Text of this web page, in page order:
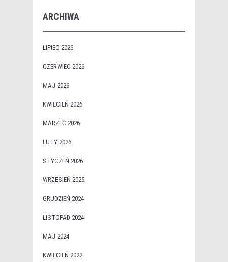
ARCHIWA
LIPIEC 2026
CZERWIEC 2026
MAJ 2026
KWIECIEŃ 2026
MARZEC 2026
LUTY 2026
STYCZEŃ 2026
WRZESIEŃ 2025
GRUDZIEŃ 2024
LISTOPAD 2024
MAJ 2024
KWIECIEŃ 2022